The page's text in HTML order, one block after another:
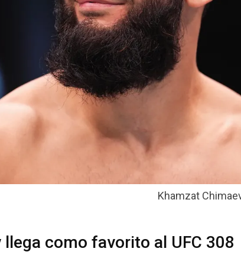
Khamzat
como favorito al UFC 308